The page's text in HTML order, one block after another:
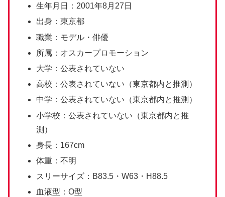
生年月日：2001年8月27日
出身：東京都
職業：モデル・俳優
所属：オスカープロモーション
大学：公表されていない
高校：公表されていない（東京都内と推測）
中学：公表されていない（東京都内と推測）
小学校：公表されていない（東京都内と推
測）
身長：167cm
体重：不明
スリーサイズ：B83.5・W63・H88.5
血液型：O型